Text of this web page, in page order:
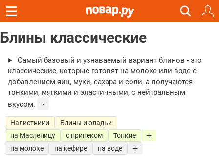
Блины классические
Самый базовый и узнаваемый вариант блинов - это
классические, которые готовят на молоке или воде с
добавлением яиц, муки, сахара и соли, а получаются
тонкими, мягкими и эластичными, с нейтральным
вкусом.
Налистники
Блины и оладьи
на Масленицу
с припеком
Тонкие
на молоке
на кефире на воде